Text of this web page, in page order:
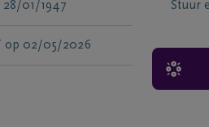
28/01/1947
op 02/05/2026
Stuur